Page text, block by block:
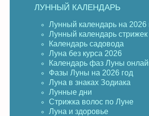
ЛУННЫЙ КАЛЕНДАРЬ
Лунный календарь на 2026
Лунный календарь стрижек
Календарь садовода
Луна без курса 2026
Календарь фаз Луны
Фазы Луны на 2026 год
Луна в знаках Зодиака
Лунные дни
Стрижка волос по Луне
Луна и здоровье